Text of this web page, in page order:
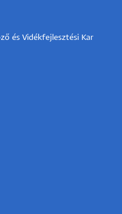
és Vidékfejlesztési Kar